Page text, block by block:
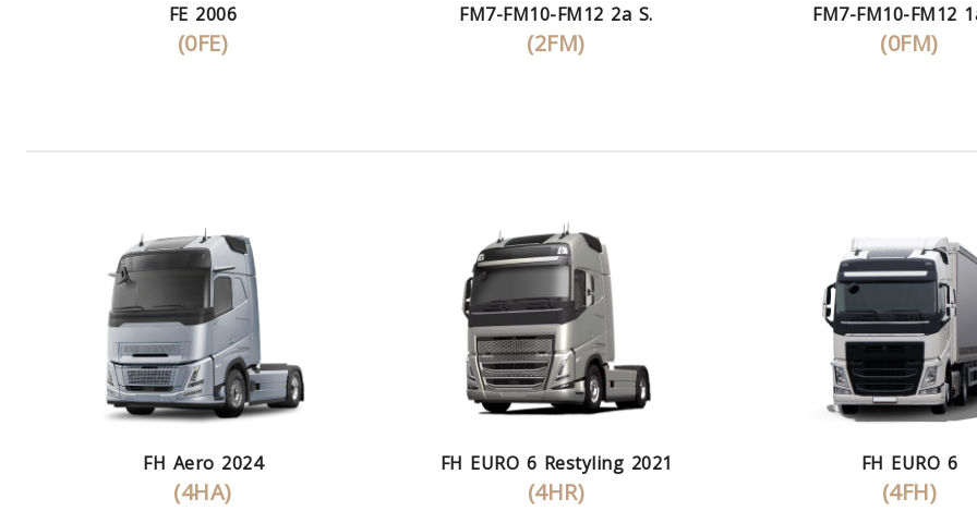
FE 2006
(0FE)
FM7-FM10-FM12 2a S.
(2FM)
FM7-FM10-FM12
(0FM)
FH Aero 2024
(4HA)
FH EURO 6 Restyling 2021
(4HR)
FH EURO 6
(4FH)